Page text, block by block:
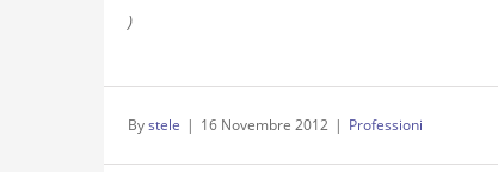
)
Bystele | 16 Novembre 2012 | Professioni